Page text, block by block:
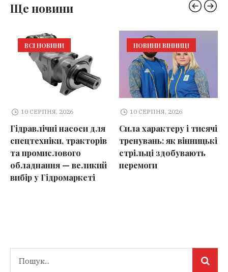
Ще новини
ВСІ НОВИНИ
10 СЕРПНЯ, 2026
Гідравлічні насоси для
спецтехніки, тракторів
та промислового
обладнання — великий
вибір у Гідромаркеті
НОВИНИ ВІННИЦІ
10 СЕРПНЯ, 2026
Сила характеру і тисячі
тренувань: як вінницькі
стрільці здобувають
перемоги